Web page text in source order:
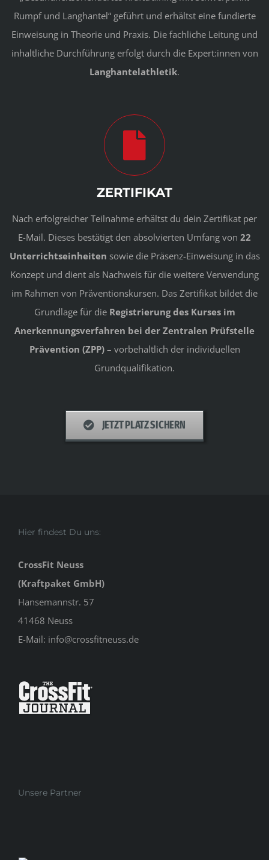
Rumpf und Langhantel“ geführt und erhältst eine fundierte
Einweisung in Theorie und Praxis. Die fachliche Leitung und
inhaltliche Durchführung erfolgt durch die Expert:innen von
Langhantelathletik.
ZERTIFIKAT
Nach erfolgreicher Teilnahme erhältst du dein Zertifikat per
E-Mail. Dieses bestätigt den absolvierten Umfang von 22
Unterrichtseinheiten sowie die Präsenz-Einweisung in das
Konzept und dient als Nachweis für die weitere Verwendung
im Rahmen von Präventionskursen. Das Zertifikat bildet die
Grundlage für die Registrierung des Kurses im
Anerkennungsverfahren bei der Zentralen Prüfstelle
Prävention (ZPP)– vorbehaltlich der individuellen
Grundqualifikation.
JETZT PLATZ SICHERN
Hier findest Du uns:
CrossFit Neuss
(Kraftpaket GmbH)
Hansemannstr. 57
41468 Neuss
E-Mail: info@crossfitneuss.de
Unsere Partner